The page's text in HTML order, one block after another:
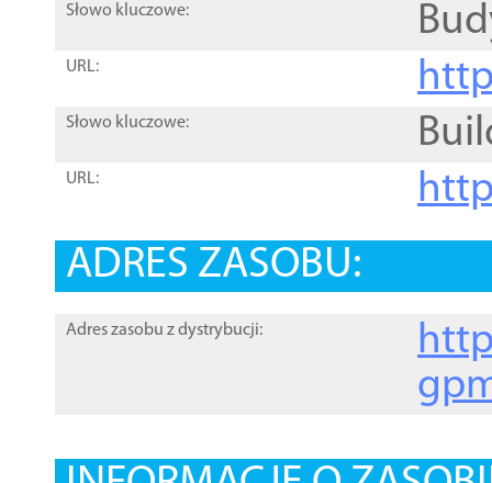
Słowo kluczowe:
URL:
Słowo kluczowe:
URL:
ADRES ZASOBU:
Adres zasobu z dystrybucji: